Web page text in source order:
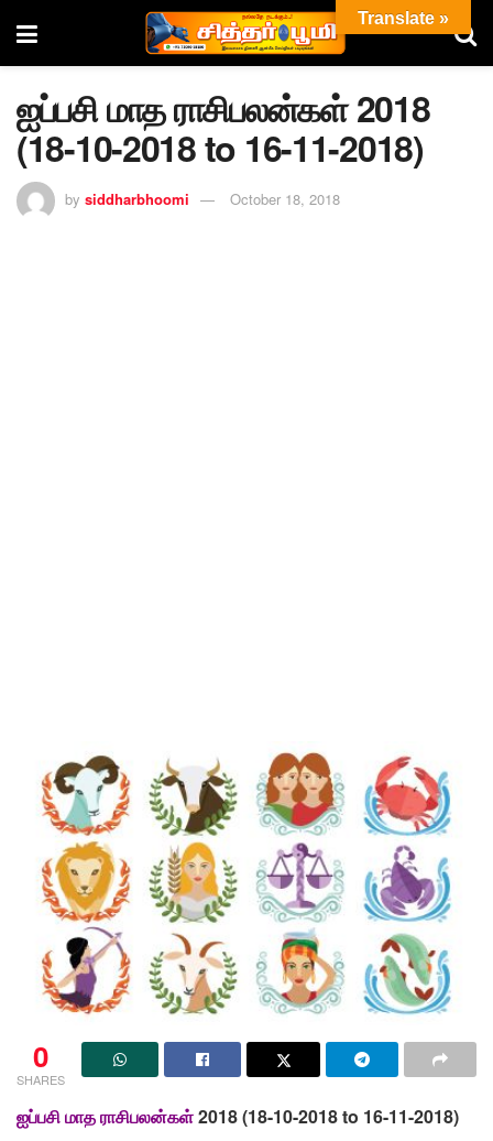
ஐப்பசி மாத ராசிபலன்கள் 2018
(18-10-2018 to 16-11-2018)
by siddharbhoomi October 18, 2018
0
SHARES
ஐப்பசி மாத ராசிபலன்கள்2018 (18-10-2018 to 16-11-2018)
Translate »